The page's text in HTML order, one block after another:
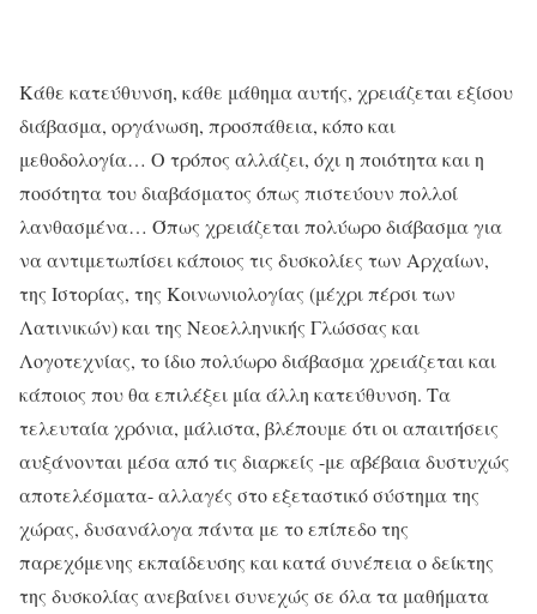
Κάθε κατεύθυνση, κάθε μάθημα αυτής, χρειάζεται εξίσου
διάβασμα, οργάνωση, προσπάθεια, κόπο και
μεθοδολογία… Ο τρόπος αλλάζει, όχι η ποιότητα και η
ποσότητα του διαβάσματος όπως πιστεύουν πολλοί
λανθασμένα… Όπως χρειάζεται πολύωρο διάβασμα για
να αντιμετωπίσει κάποιος τις δυσκολίες των Αρχαίων,
της Ιστορίας, της Κοινωνιολογίας (μέχρι πέρσι των
Λατινικών) και της Νεοελληνικής Γλώσσας και
Λογοτεχνίας, το ίδιο πολύωρο διάβασμα χρειάζεται και
κάποιος που θα επιλέξει μία άλλη κατεύθυνση. Τα
τελευταία χρόνια, μάλιστα, βλέπουμε ότι οι απαιτήσεις
αυξάνονται μέσα από τις διαρκείς -με αβέβαια δυστυχώς
αποτελέσματα- αλλαγές στο εξεταστικό σύστημα της
χώρας, δυσανάλογα πάντα με το επίπεδο της
παρεχόμενης εκπαίδευσης και κατά συνέπεια ο δείκτης
της δυσκολίας ανεβαίνει συνεχώς σε όλα τα μαθήματα